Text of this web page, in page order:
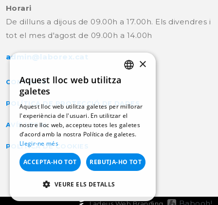
Horari
De dilluns a dijous de 09.00h a 17.00h. Els divendres i
tot el mes d'agost de 09.00h a 14.00h
admin@laborex.cat
CONTACTE
POLÍTICA DE PROTECCIÓ DE DADES
AVÍS LEGAL
POLÍTICA DE COOKIES
Babooh!
SPANISH
×
Aquest lloc web utilitza
galetes
Aquest lloc web utilitza galetes per millorar
l'experiència de l'usuari. En utilitzar el
nostre lloc web, accepteu totes les galetes
d’acord amb la nostra Política de galetes.
Llegir-ne més
ACCEPTA-HO TOT REBUTJA-HO TOT
VEURE ELS DETALLS